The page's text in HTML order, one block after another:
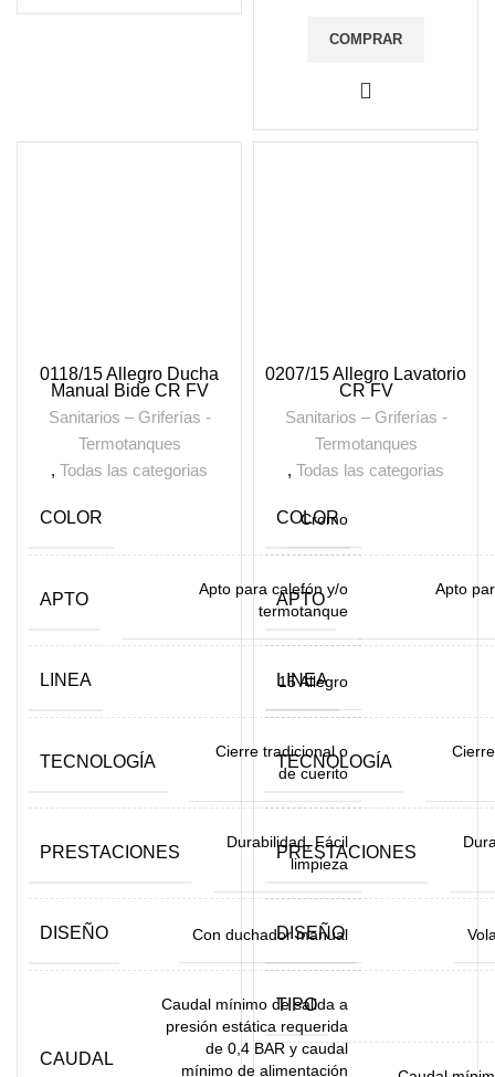
COMPRAR
0118/15 Allegro Ducha
Manual Bide CR FV
Sanitarios – Griferías -
Termotanques
, Todas las categorias
COLOR Cromo
APTO
Apto para calefón y/o
termotanque
LINEA 15 Allegro
TECNOLOGÍA
Cierre tradicional o
de cuerito
PRESTACIONES
Durabilidad, Fácil
limpieza
DISEÑO Con duchador manual
CAUDAL
Caudal mínimo de salida a
presión estática requerida
de 0,4 BAR y caudal
mínimo de alimentación
0207/15 Allegro Lavatorio
CR FV
Sanitarios – Griferías -
Termotanques
, Todas las categorias
COLOR
APTO
Apto
LINEA
TECNOLOGÍA
PRESTACIONES
DISEÑO
TIPO